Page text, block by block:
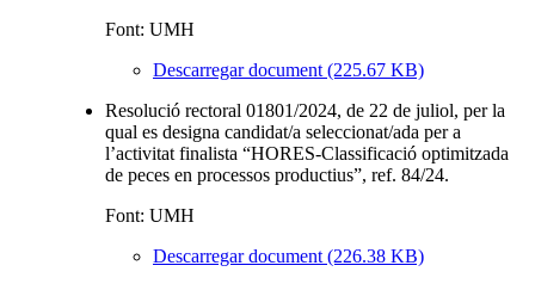
Font: UMH
Descarregar document (225.67 KB)
Resolució rectoral 01801/2024, de 22 de juliol, per la
qual es designa candidat/a seleccionat/ada per a
l’activitat finalista “HORES-Classificació optimitzada
de peces en processos productius”, ref. 84/24.
Font: UMH
Descarregar document (226.38 KB)